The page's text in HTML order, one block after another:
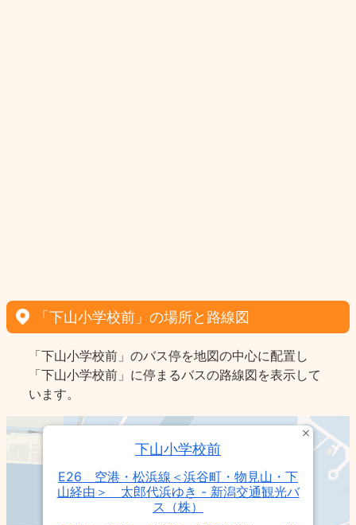
「下山小学校前」の場所と路線図
「下山小学校前」のバス停を地図の中心に配置し
「下山小学校前」に停まるバスの路線図を表示して
います。
下山小学校前
E26 空港・松浜線＜浜谷町・物見山・下
山経由＞ 太郎代浜ゆき - 新潟交通観光バ
ス（株）